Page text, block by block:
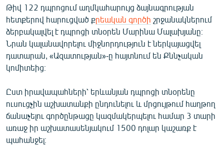
ԿՈՐՈՆԱՎԻՐՈՒՍ
ԱՐԽԻՎ
ՏԵՍԱՆՅՈՒԹԵՐ
ԲԱՆԱՎԵՃ
ՓՈԴՔԱՍԹ
Հայերեն
English
Թիվ 122 դպրոցում աղմկահարույց ձայնագրության
հետքերով հարուցված քրեական գործի շրջանակներում
ձերբակալվել է դպրոցի տնօրեն Մարինա Մալախյանը։
Նրան կալանավորելու միջնորդություն է ներկայացվել
դատարան, «Ազատության»-ը հայտնում են Քննչական
կոմիտեից։
Ըստ իրավապահների՝ երևանյան դպրոցի տնօրենը
ուսուցչին աշխատանքի ընդունելու և մրցույթում հաղթող
ճանաչելու գործընթացը կազմակերպելու համար 3 տարի
առաջ իր աշխատասենյակում 1500 դոլար կաշառք է
պահանջել։